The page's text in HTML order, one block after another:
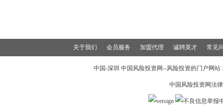
关于我们 会员服务 加盟代理 诚聘英才 常见
中国-深圳 中国风险投资网--风险投资的门户网
中国风险投资网法